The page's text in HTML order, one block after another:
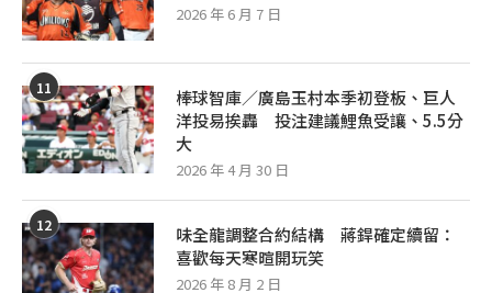
2026 年 6 月 7 日
11
棒球智庫／廣島玉村本季初登板、巨人
洋投易挨轟 投注建議鯉魚受讓、5.5分
大
2026 年 4 月 30 日
12
味全龍調整合約結構 蔣銲確定續留：
喜歡每天寒暄開玩笑
2026 年 8 月 2 日